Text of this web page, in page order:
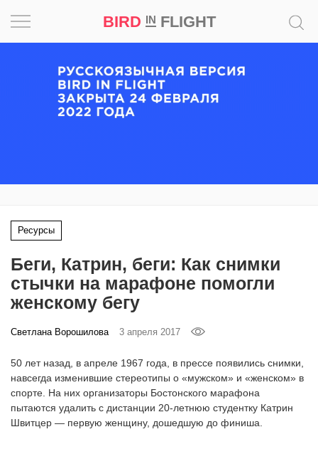
BIRD INFLIGHT
Ресурсы
Беги, Катрин, беги: Как снимки
стычки на марафоне помогли
женскому бегу
Светлана Ворошилова 3 апреля 2017
50 лет назад, в апреле 1967 года, в прессе появились снимки,
навсегда изменившие стереотипы о «мужском» и «женском» в
спорте. На них организаторы Бостонского марафона
пытаются удалить с дистанции 20-летнюю студентку Катрин
Швитцер — первую женщину, дошедшую до финиша.